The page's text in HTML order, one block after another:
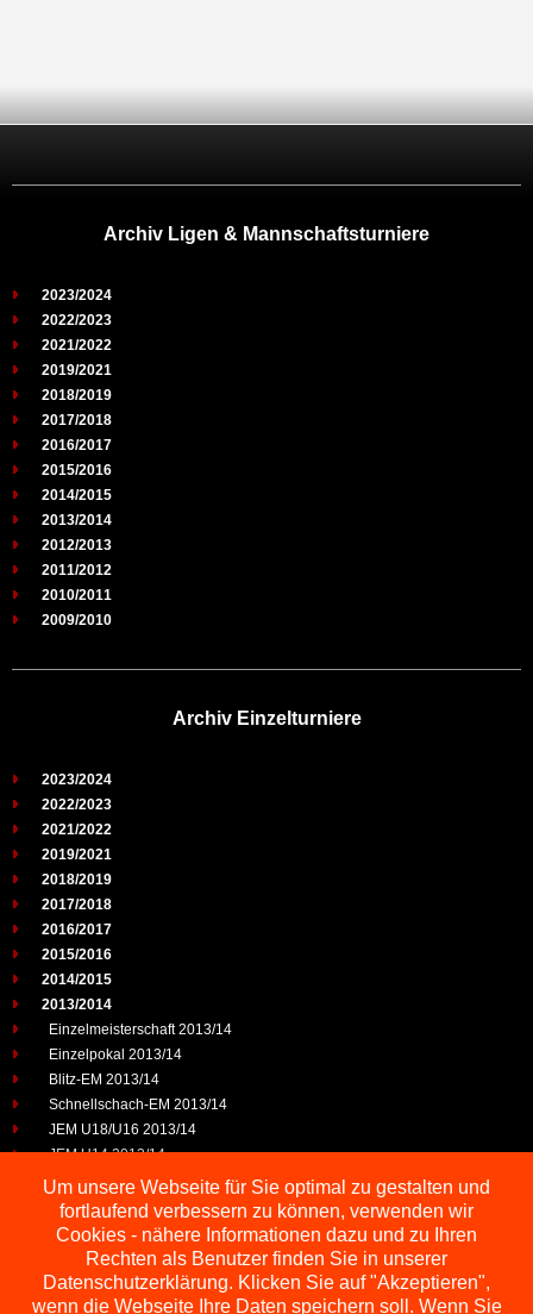
Archiv Ligen & Mannschaftsturniere
2023/2024
2022/2023
2021/2022
2019/2021
2018/2019
2017/2018
2016/2017
2015/2016
2014/2015
2013/2014
2012/2013
2011/2012
2010/2011
2009/2010
Archiv Einzelturniere
2023/2024
2022/2023
2021/2022
2019/2021
2018/2019
2017/2018
2016/2017
2015/2016
2014/2015
2013/2014
Einzelmeisterschaft 2013/14
Einzelpokal 2013/14
Blitz-EM 2013/14
Schnellschach-EM 2013/14
JEM U18/U16 2013/14
JEM U14 2013/14
JEM U12/U10 2013/14
Jugend-EP U25 2013/14
2012/2013
2011/2012
2010/2011
2009/2010
Um unsere Webseite für Sie optimal zu gestalten und
fortlaufend verbessern zu können, verwenden wir
Cookies - nähere Informationen dazu und zu Ihren
Rechten als Benutzer finden Sie in unserer
Datenschutzerklärung. Klicken Sie auf "Akzeptieren",
wenn die Webseite Ihre Daten speichern soll. Wenn Sie